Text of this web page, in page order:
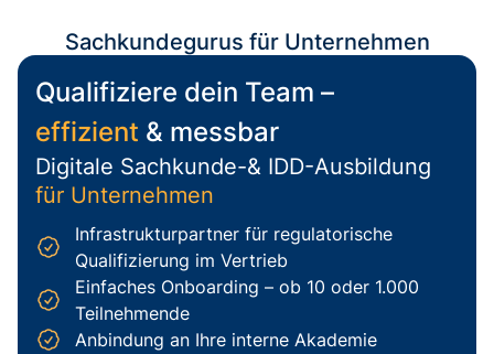
Sachkundegurus für Unternehmen
Qualifiziere dein Team –
effizient & messbar
Digitale Sachkunde-& IDD-Ausbildung
für Unternehmen
Infrastrukturpartner für regulatorische
Qualifizierung im Vertrieb
Einfaches Onboarding – ob 10 oder 1.000
Teilnehmende
Anbindung an Ihre interne Akademie